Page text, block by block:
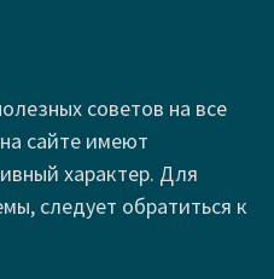
советов на все
сайте имеют
характер. Для
следует обратиться к